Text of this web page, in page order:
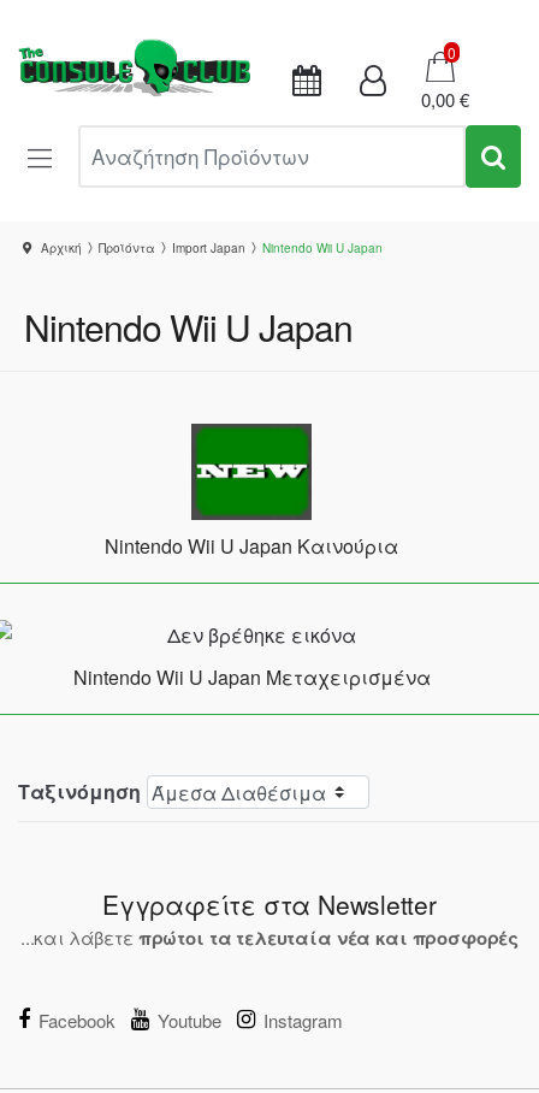
Καλάθι
0
0,00 €
Αρχική Προϊόντα Import Japan Nintendo Wii U Japan
Nintendo Wii U Japan
Nintendo Wii U Japan Καινούρια
Nintendo Wii U Japan Μεταχειρισμένα
Ταξινόμηση
Εγγραφείτε στα Newsletter
...και λάβετε πρώτοι τα τελευταία νέα και προσφορές
Facebook Youtube Instagram